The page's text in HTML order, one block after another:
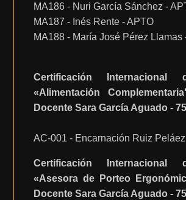
MA186 - Nuri García Sánchez -
MA187 - Inés Rente - APTO
MA188 - María José Pérez Llamas
Certificación Internacional
«Alimentación
Docente Sara García Aguado -
AC-001 - Encarnación Ruiz Peláez
Certificación Internacional
«Asesora de Porteo
Docente Sara García Aguado -